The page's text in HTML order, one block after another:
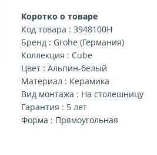
Коротко о товаре
Код товара : 3948100H
Бренд : Grohe (Германия)
Коллекция : Cube
Цвет : Альпин-белый
Материал : Керамика
Вид монтажа : На столешницу
Гарантия : 5 лет
Форма : Прямоугольная